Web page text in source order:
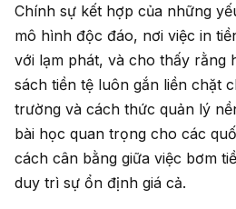
Chính sự kết hợp của những
mô hình độc đáo, nơi việc in
với lạm phát, và cho thấy rằng
sách tiền tệ luôn gắn liền chặt
trường và cách thức quản lý
bài học quan trọng cho các
cách cân bằng giữa việc bơm
duy trì sự ổn định giá cả.